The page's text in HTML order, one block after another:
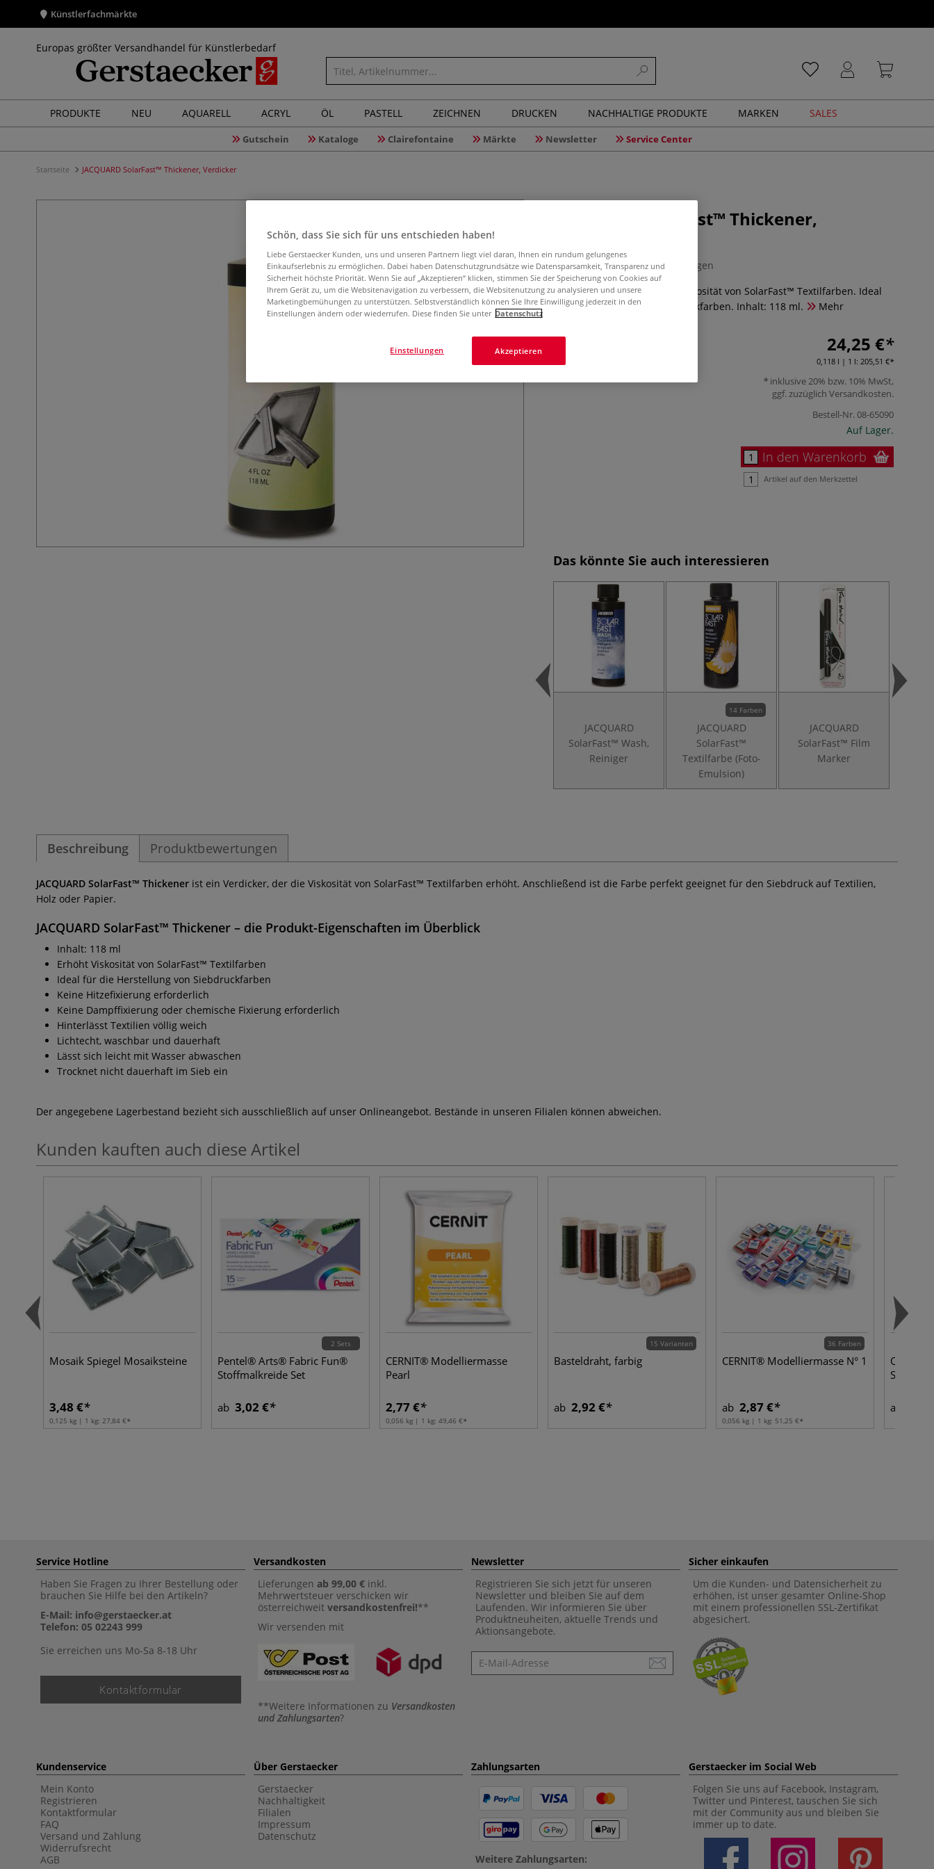
Künstlerfachmärkte
Europas größter Versandhandel für Künstlerbedarf
PRODUKTE NEU AQUARELL ACRYL ÖL PASTELL ZEICHNEN DRUCKEN NACHHALTIGE PRODUKTE MARKEN SALES
Gutschein Kataloge Clairefontaine Märkte Newsletter Service Center
Startseite JACQUARD SolarFast™ Thickener, Verdicker
JACQUARD SolarFast™ Thickener,
0 Bewertungen
SolarFast™ Thickener erhöht Viskosität von SolarFast™ Textilfarben. Ideal
für die Herstellung von Siebdruckfarben. Inhalt: 118 ml.
Mehr
24,25 €
0,118 l | 1 l: 205,51 €
inklusive 20% bzw. 10% MwSt,
ggf. zuzüglich Versandkosten.
Bestell-Nr.08-65090
Auf Lager.
In den Warenkorb
Artikel auf den Merkzettel
Das könnte Sie auch interessieren
JACQUARD
SolarFast™ Wash,
Reiniger
14 Farben
JACQUARD
SolarFast™
Textilfarbe (Foto-
Emulsion)
JACQUARD
SolarFast™ Film
Marker
Beschreibung Produktbewertungen
JACQUARD SolarFast™ Thickener ist ein Verdicker, der die Viskosität von SolarFast™ Textilfarben erhöht. Anschließend ist die Farbe perfekt geeignet für den Siebdruck auf Textilien,
Holz oder Papier.
JACQUARD SolarFast™ Thickener – die Produkt-Eigenschaften im Überblick
Inhalt: 118 ml
Erhöht Viskosität von SolarFast™ Textilfarben
Ideal für die Herstellung von Siebdruckfarben
Keine Hitzefixierung erforderlich
Keine Dampffixierung oder chemische Fixierung erforderlich
Hinterlässt Textilien völlig weich
Lichtecht, waschbar und dauerhaft
Lässt sich leicht mit Wasser abwaschen
Trocknet nicht dauerhaft im Sieb ein
Der angegebene Lagerbestand bezieht sich ausschließlich auf unser Onlineangebot. Bestände in unseren Filialen können abweichen.
Kunden kauften auch diese Artikel
Mosaik Spiegel Mosaiksteine
3,48 €
0,125 kg | 1 kg: 27,84 €
2 Sets
Pentel® Arts® Fabric Fun®
Stoffmalkreide Set
ab 3,02 €
CERNIT® Modelliermasse
Pearl
2,77 €
0,056 kg | 1 kg: 49,46 €
15 Varianten
Basteldraht, farbig
ab 2,92 €
36 Farben
CERNIT® Modelliermasse N° 1
ab 2,87 €
0,056 kg | 1 kg: 51,25 €
Qbix
Sets
ab
Service Hotline
Haben Sie Fragen zu Ihrer Bestellung oder
brauchen Sie Hilfe bei den Artikeln?
E-Mail: info@gerstaecker.at
Telefon: 05 02243 999
Sie erreichen uns Mo-Sa 8-18 Uhr
Kontaktformular
Versandkosten
Lieferungen ab 99,00 € inkl.
Mehrwertsteuer verschicken wir
österreichweit versandkostenfrei!**
Wir versenden mit
**Weitere Informationen zu Versandkosten
und Zahlungsarten?
Newsletter
Registrieren Sie sich jetzt für unseren
Newsletter und bleiben Sie auf dem
Laufenden. Wir informieren Sie über
Produktneuheiten, aktuelle Trends und
Aktionsangebote.
Newsletter
Sicher einkaufen
Um die Kunden- und Datensicherheit zu
erhöhen, ist unser gesamter Online-Shop
mit einem professionellen SSL-Zertifikat
abgesichert.
Kundenservice
Mein Konto
Registrieren
Kontaktformular
FAQ
Versand und Zahlung
Widerrufsrecht
AGB
Über Gerstaecker
Gerstaecker
Nachhaltigkeit
Filialen
Impressum
Datenschutz
Zahlungsarten
Weitere Zahlungsarten:
Gerstaecker im Social Web
Folgen Sie uns auf Facebook, Instagram,
Twitter und Pinterest, tauschen Sie sich
mit der Community aus und bleiben Sie
immer up to date.
Schön, dass Sie sich für uns entschieden haben!
Liebe Gerstaecker Kunden, uns und unseren Partnern liegt viel daran, Ihnen ein rundum gelungenes
Einkaufserlebnis zu ermöglichen. Dabei haben Datenschutzgrundsätze wie Datensparsamkeit, Transparenz und
Sicherheit höchste Priorität. Wenn Sie auf „Akzeptieren“ klicken, stimmen Sie der Speicherung von Cookies auf
Ihrem Gerät zu, um die Websitenavigation zu verbessern, die Websitenutzung zu analysieren und unsere
Marketingbemühungen zu unterstützen. Selbstverständlich können Sie Ihre Einwilligung jederzeit in den
Einstellungen ändern oder wiederrufen. Diese finden Sie unter Datenschutz
Akzeptieren
Einstellungen